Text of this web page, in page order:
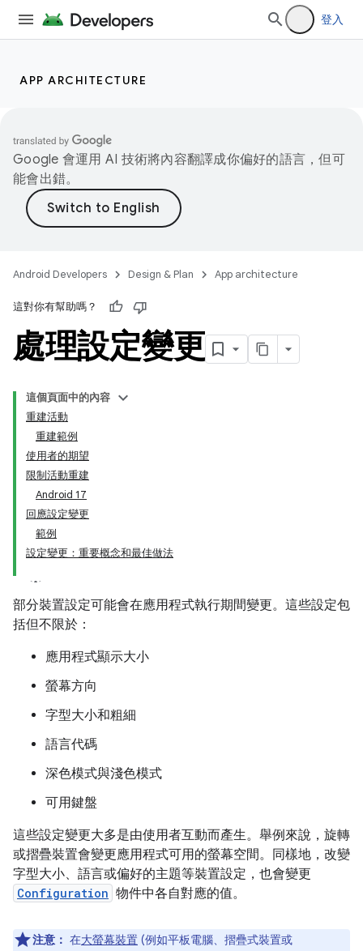
登入
APP ARCHITECTURE
Google 會運用 AI 技術將內容翻譯成你偏好的語言，但可
能會出錯。
Android Developers Design & Plan App architecture
這對你有幫助嗎？
處理設定變更
這個頁面中的內容
重建活動
重建範例
使用者的期望
限制活動重建
Android 17
回應設定變更
範例
設定變更：重要概念和最佳做法
部分裝置設定可能會在應用程式執行期間變更。這些設定包
括但不限於：
應用程式顯示大小
螢幕方向
字型大小和粗細
語言代碼
深色模式與淺色模式
可用鍵盤
這些設定變更大多是由使用者互動而產生。舉例來說，旋轉
或摺疊裝置會變更應用程式可用的螢幕空間。同樣地，改變
字型大小、語言或偏好的主題等裝置設定，也會變更
Configuration 物件中各自對應的值。
注意： 在大螢幕裝置 (例如平板電腦、摺疊式裝置或